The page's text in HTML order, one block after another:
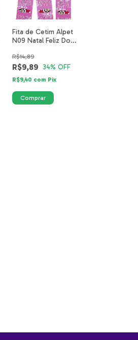
Fita de Cetim Alpet
N09 Natal Feliz Dog
R$9,89
R$14,89
34% OFF
R$9,40 com Pix